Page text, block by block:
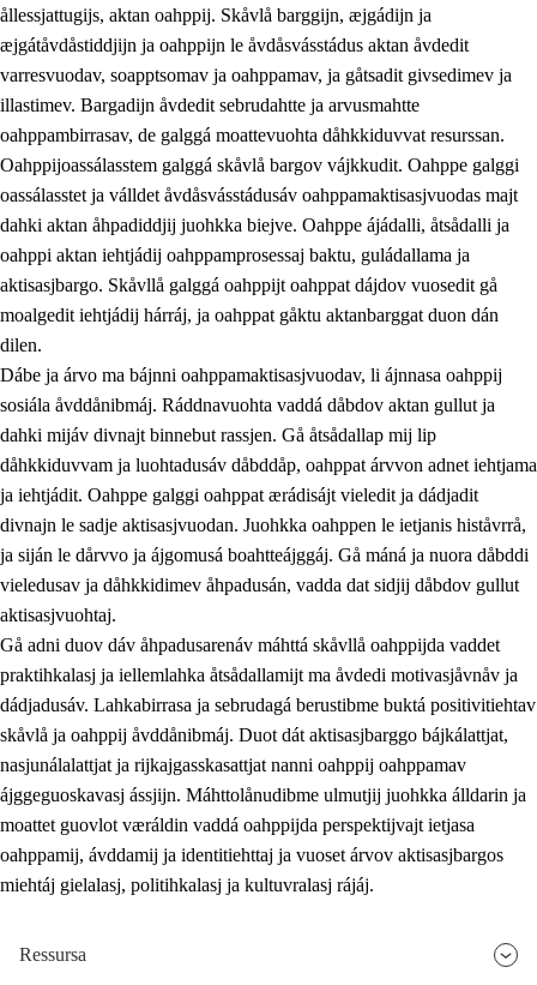
3. Prinsihpa skåvlå dåjmajda
3.1 Sebrudahtte oahppambirás
3.2 Åhpadibme ja hiebadum åhpadus
3.3 Aktisasjbarggo sijda ja skåvlå gaskan
3.4 Åhpadus åhpadusvidnudagán ja barggoiellemin
ållessjattugijs, aktan oahppij. Skåvlå barggijn, æjgádijn ja
æjgátåvdåstiddjijn ja oahppijn le åvdåsvásstádus aktan åvdedit
varresvuodav, soapptsomav ja oahppamav, ja gåtsadit givsedimev ja
illastimev. Bargadijn åvdedit sebrudahtte ja arvusmahtte
oahppambirrasav, de galggá moattevuohta dåhkkiduvvat resurssan.
Oahppijoassálasstem galggá skåvlå bargov vájkkudit. Oahppe galggi
oassálasstet ja válldet åvdåsvásstádusáv oahppamaktisasjvuodas majt
dahki aktan åhpadiddjij juohkka biejve. Oahppe ájádalli, åtsådalli ja
oahppi aktan iehtjádij oahppamprosessaj baktu, guládallama ja
aktisasjbargo. Skåvllå galggá oahppijt oahppat dájdov vuosedit gå
moalgedit iehtjádij hárráj, ja oahppat gåktu aktanbarggat duon dán
dilen.
Dábe ja árvo ma bájnni oahppamaktisasjvuodav, li ájnnasa oahppij
sosiála åvddånibmáj. Ráddnavuohta vaddá dåbdov aktan gullut ja
dahki mijáv divnajt binnebut rassjen. Gå åtsådallap mij lip
dåhkkiduvvam ja luohtadusáv dåbddåp, oahppat árvvon adnet iehtjama
ja iehtjádit. Oahppe galggi oahppat ærádisájt vieledit ja dádjadit
divnajn le sadje aktisasjvuodan. Juohkka oahppen le ietjanis histåvrrå,
ja siján le dårvvo ja ájgomusá boahtteájggáj. Gå máná ja nuora dåbddi
vieledusav ja dåhkkidimev åhpadusán, vadda dat sidjij dåbdov gullut
aktisasjvuohtaj.
Gå adni duov dáv åhpadusarenáv máhttá skåvllå oahppijda vaddet
praktihkalasj ja iellemlahka åtsådallamijt ma åvdedi motivasjåvnåv ja
dádjadusáv. Lahkabirrasa ja sebrudagá berustibme buktá positivitiehtav
skåvlå ja oahppij åvddånibmáj. Duot dát aktisasjbarggo bájkálattjat,
nasjunálalattjat ja rijkajgasskasattjat nanni oahppij oahppamav
ájggeguoskavasj ássjijn. Máhttolånudibme ulmutjij juohkka álldarin ja
moattet guovlot væráldin vaddá oahppijda perspektijvajt ietjasa
oahppamij, ávddamij ja identitiehttaj ja vuoset árvov aktisasjbargos
miehtáj gielalasj, politihkalasj ja kultuvralasj rájáj.
Ressursa